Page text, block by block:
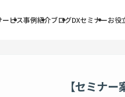
ービス事例紹介ブログDXセミナーお役
【セミナー